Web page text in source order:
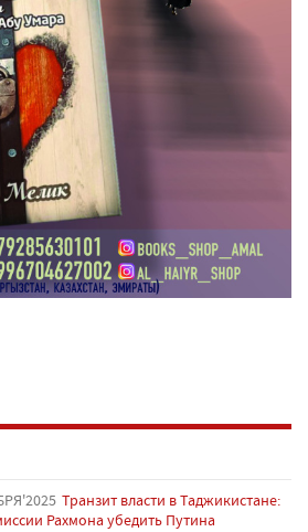
Транзит власти в Таджикистане:
Рахмона убедить Путина